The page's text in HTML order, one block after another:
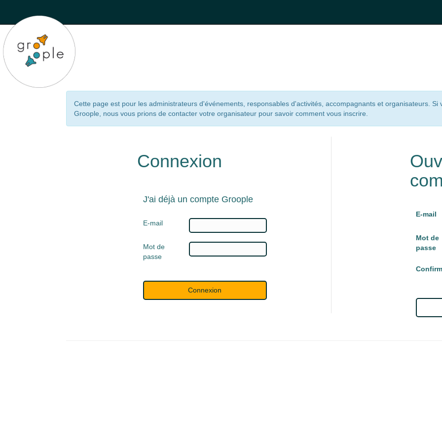
Cette page est pour les administrateurs d'événements, responsables d'activités, accompagnants et organisateurs.
Groople, nous vous prions de contacter votre organisateur pour savoir comment vous inscrire.
Connexion
J'ai déjà un compte Groople
E-mail
Mot de
passe
E-mail
Mot de
passe